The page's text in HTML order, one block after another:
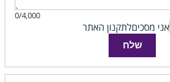
0/4,000
אני מסכיםלתקנון האתר
שלח